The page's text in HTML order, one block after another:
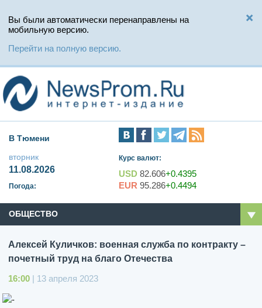
Вы были автоматически перенаправлены на
мобильную версию.
Перейти на полную версию.
В Тюмени
вторник
11.08.2026
Погода:
Курс валют:
USD 82.606+0.4395
EUR 95.286+0.4494
ОБЩЕСТВО
Алексей Куличков: военная служба по контракту –
почетный труд на благо Отечества
16:00 | 13 апреля 2023